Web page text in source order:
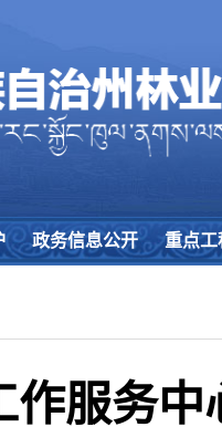
政务信息公开 重点工
作服务